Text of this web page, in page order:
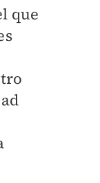
que